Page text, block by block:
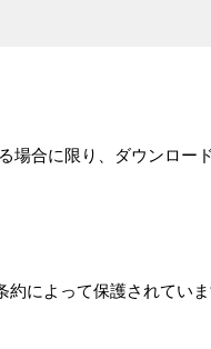
合に限り、ダウンロー
によって保護されていま